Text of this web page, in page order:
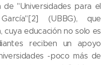
"Universidades para el
(UBBG), que
cuya educación no solo es
reciben un apoyo
-poco más de